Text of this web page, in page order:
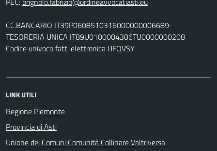
CC.BANCARIO IT39P0608510316000000006689-
TESORERIA UNICA IT89U0100004306TU0000000208
Codice univoco fatt. elettronica UFQVSY
LINK UTILI
Regione Piemonte
Provincia di Asti
Unione dei Comuni Comunità Collinare Valtriversa